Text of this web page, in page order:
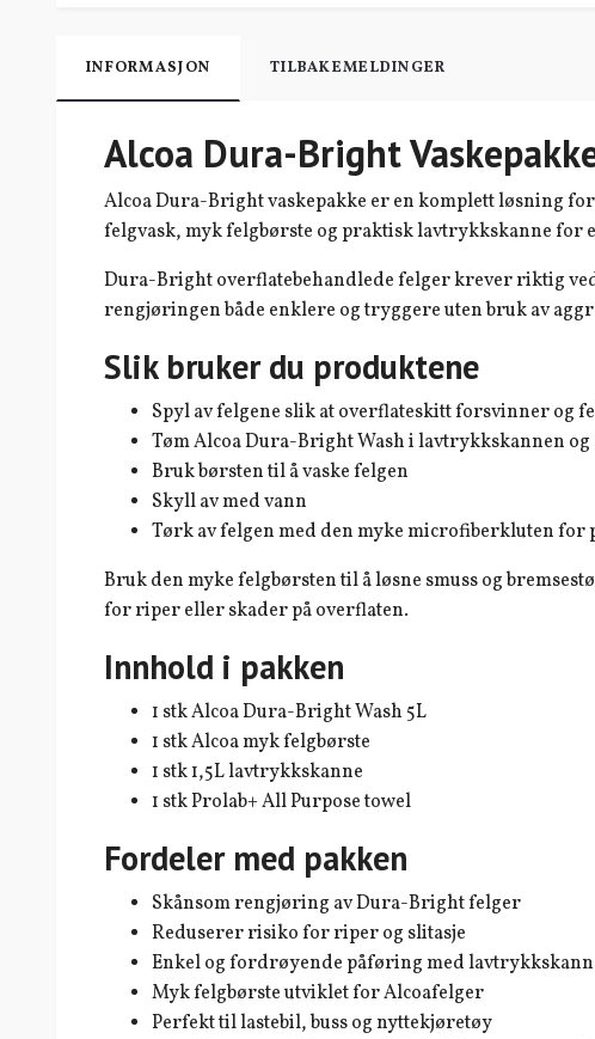
INFORMASJON TILBAKEMELDINGER
Alcoa Dura-Bright
AlcoaDura-Bright vaskepakke er en komplett løsning
felgvask, myk felgbørste og praktisk lavtrykkskanne for
Dura-Bright overflatebehandlede felger krever riktig
rengjøringen både enklere og tryggere uten bruk av
Slik bruker du produktene
Spyl av felgene slik at overflateskitt forsvinner og
Tøm Alcoa Dura-Bright Wash i lavtrykkskannen
Bruk børsten til å vaske felgen
Skyll av med vann
Tørk av felgen med den myke microfiberkluten for
Bruk den myke felgbørsten til å løsne smuss og
for riper eller skader på overflaten.
Innhold i pakken
1 stk Alcoa Dura-Bright Wash 5L
1 stk Alcoa myk felgbørste
1 stk 1,5L lavtrykkskanne
1 stk Prolab+ All Purpose towel
Fordeler med pakken
Skånsom rengjøring av Dura-Bright felger
Reduserer risiko for riper og slitasje
Enkel og fordrøyende påføring med
Myk felgbørste utviklet for Alcoafelger
Perfekt til lastebil, buss og nyttekjøretøy